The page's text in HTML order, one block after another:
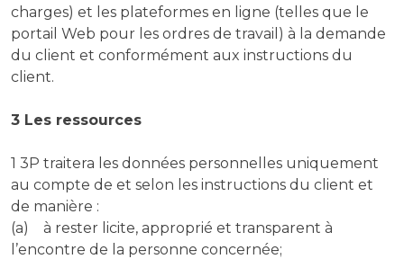
charges) et les plateformes en ligne (telles que le
portail Web pour les ordres de travail) à la demande
du client et conformément aux instructions du
client.
3 Les ressources
1 3P traitera les données personnelles uniquement
au compte de et selon les instructions du client et
de manière :
(a) à rester licite, approprié et transparent à
l’encontre de la personne concernée;